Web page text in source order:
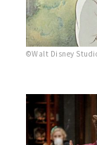
©Walt Disney